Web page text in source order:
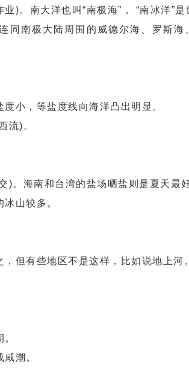
)。南大洋也叫“南极海”， “南冰洋”是
同南极大陆周围的威德尔海、罗斯海
小，等盐度线向海洋凸出明显。
流)。
。海南和台湾的盐场晒盐则是夏天最好
山较多。
但有些地区不是这样，比如说地上河。
潮。